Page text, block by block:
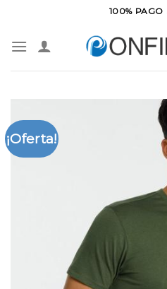
contenido
100% PAGO
¡Oferta!